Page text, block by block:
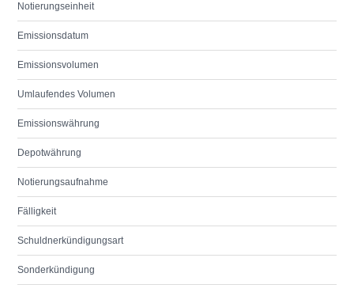
Notierungseinheit
Emissionsdatum
Emissionsvolumen
Umlaufendes Volumen
Emissionswährung
Depotwährung
Notierungsaufnahme
Fälligkeit
Schuldnerkündigungsart
Sonderkündigung